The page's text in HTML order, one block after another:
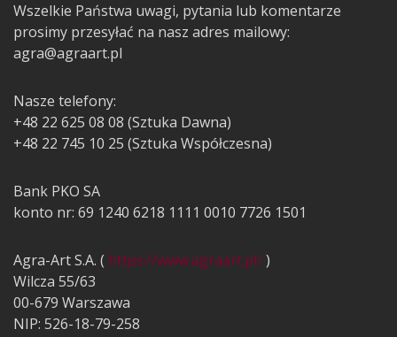
Wszelkie Państwa uwagi, pytania lub komentarze
prosimy przesyłać na nasz adres mailowy:
agra@agraart.pl
Nasze telefony:
+48 22 625 08 08 (Sztuka Dawna)
+48 22 745 10 25 (Sztuka Współczesna)
Bank PKO SA
konto nr: 69 1240 6218 1111 0010 7726 1501
Agra-Art S.A. ( https://www.agraart.pl/)
Wilcza 55/63
00-679 Warszawa
NIP: 526-18-79-258